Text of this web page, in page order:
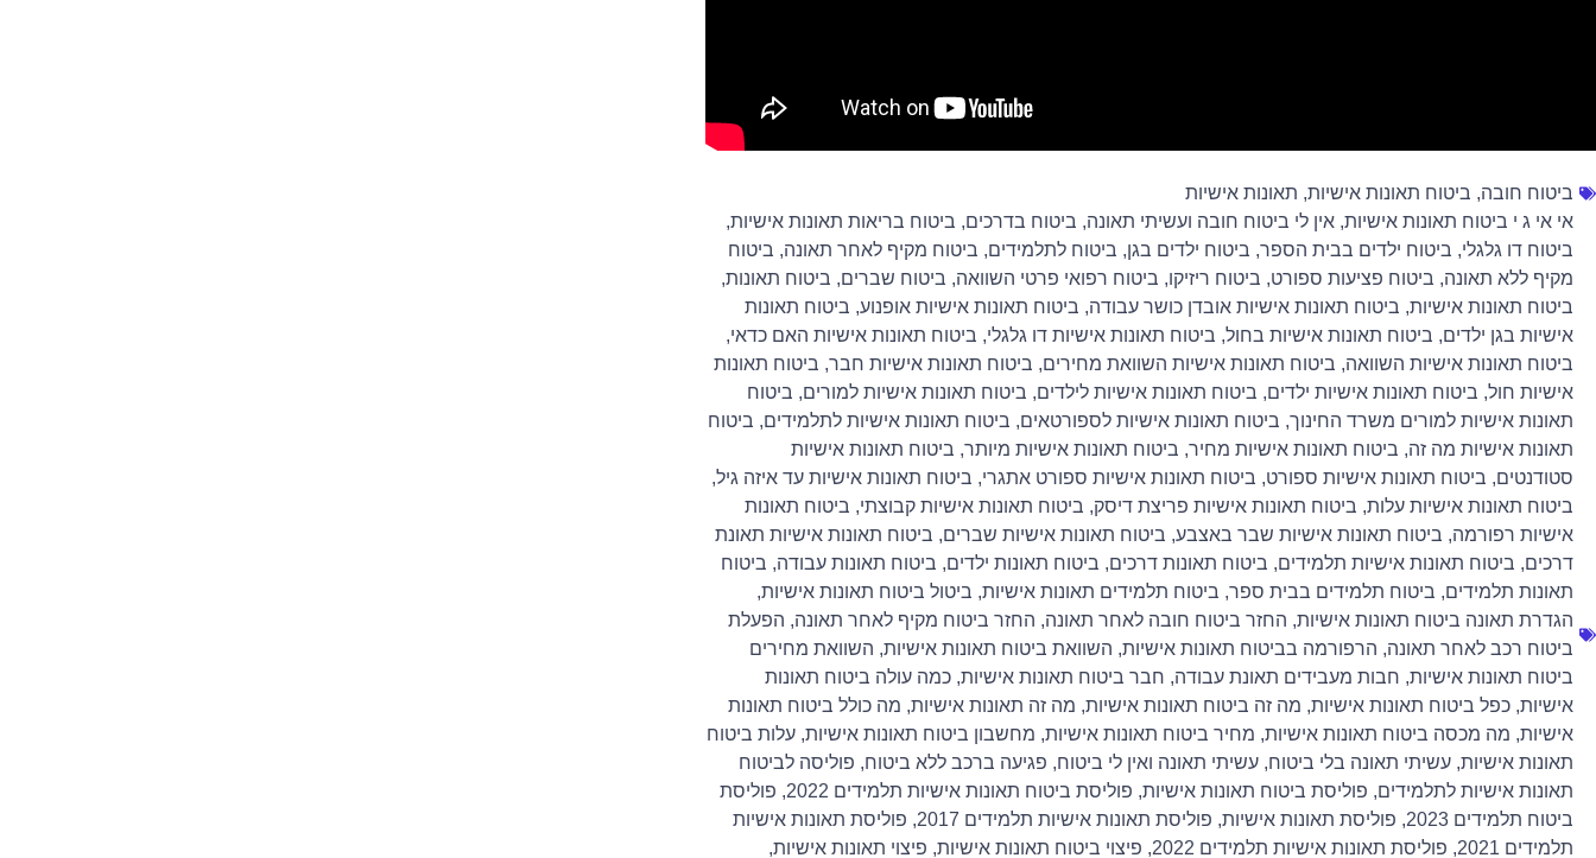
ביטוח חובה, ביטוח תאונות אישיות, תאונות אישיות
אי אי ג י ביטוח תאונות אישיות, אין לי ביטוח חובה ועשיתי תאונה, ביטוח בדרכים, ביטוח בריאות תאונות אישיות,
ביטוח דו גלגלי, ביטוח ילדים בבית הספר, ביטוח ילדים בגן, ביטוח לתלמידים, ביטוח מקיף לאחר תאונה, ביטוח
מקיף ללא תאונה, ביטוח פציעות ספורט, ביטוח ריזיקו, ביטוח רפואי פרטי השוואה, ביטוח שברים, ביטוח תאונות,
ביטוח תאונות אישיות, ביטוח תאונות אישיות אובדן כושר עבודה, ביטוח תאונות אישיות אופנוע, ביטוח תאונות
אישיות בגן ילדים, ביטוח תאונות אישיות בחול, ביטוח תאונות אישיות דו גלגלי, ביטוח תאונות אישיות האם כדאי,
ביטוח תאונות אישיות השוואה, ביטוח תאונות אישיות השוואת מחירים, ביטוח תאונות אישיות חבר, ביטוח תאונות
אישיות חול, ביטוח תאונות אישיות ילדים, ביטוח תאונות אישיות לילדים, ביטוח תאונות אישיות למורים, ביטוח
תאונות אישיות למורים משרד החינוך, ביטוח תאונות אישיות לספורטאים, ביטוח תאונות אישיות לתלמידים, ביטוח
תאונות אישיות מה זה, ביטוח תאונות אישיות מחיר, ביטוח תאונות אישיות מיותר, ביטוח תאונות אישיות
סטודנטים, ביטוח תאונות אישיות ספורט, ביטוח תאונות אישיות ספורט אתגרי, ביטוח תאונות אישיות עד איזה גיל,
ביטוח תאונות אישיות עלות, ביטוח תאונות אישיות פריצת דיסק, ביטוח תאונות אישיות קבוצתי, ביטוח תאונות
אישיות רפורמה, ביטוח תאונות אישיות שבר באצבע, ביטוח תאונות אישיות שברים, ביטוח תאונות אישיות תאונת
דרכים, ביטוח תאונות אישיות תלמידים, ביטוח תאונות דרכים, ביטוח תאונות ילדים, ביטוח תאונות עבודה, ביטוח
תאונות תלמידים, ביטוח תלמידים בבית ספר, ביטוח תלמידים תאונות אישיות, ביטול ביטוח תאונות אישיות,
הגדרת תאונה ביטוח תאונות אישיות, החזר ביטוח חובה לאחר תאונה, החזר ביטוח מקיף לאחר תאונה, הפעלת
ביטוח רכב לאחר תאונה, הרפורמה בביטוח תאונות אישיות, השוואת ביטוח תאונות אישיות, השוואת מחירים
ביטוח תאונות אישיות, חבות מעבידים תאונת עבודה, חבר ביטוח תאונות אישיות, כמה עולה ביטוח תאונות
אישיות, כפל ביטוח תאונות אישיות, מה זה ביטוח תאונות אישיות, מה זה תאונות אישיות, מה כולל ביטוח תאונות
אישיות, מה מכסה ביטוח תאונות אישיות, מחיר ביטוח תאונות אישיות, מחשבון ביטוח תאונות אישיות, עלות ביטוח
תאונות אישיות, עשיתי תאונה בלי ביטוח, עשיתי תאונה ואין לי ביטוח, פגיעה ברכב ללא ביטוח, פוליסה לביטוח
תאונות אישיות לתלמידים, פוליסת ביטוח תאונות אישיות, פוליסת ביטוח תאונות אישיות תלמידים 2022 , פוליסת
ביטוח תלמידים 2023
, פוליסת תאונות אישיות, פוליסת תאונות אישיות תלמידים 2017 , פוליסת תאונות אישיות
תלמידים 2021
, פוליסת תאונות אישיות תלמידים 2022 , פיצוי ביטוח תאונות אישיות, פיצוי תאונות אישיות,